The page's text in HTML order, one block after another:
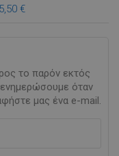
5,50 €
το παρόν εκτός
όταν
μας ένα e-mail.